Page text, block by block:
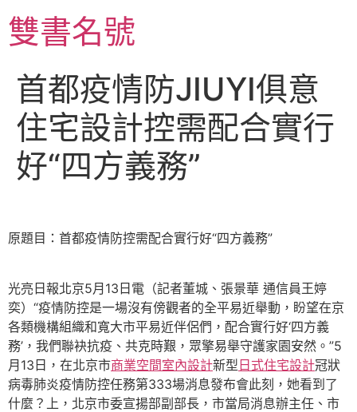
至
主雙書名號
首都疫情防JIUYI俱意
住宅設計控需配合實行
好“四方義務”
原題目：首都疫情防控需配合實行好“四方義務”
光亮日報北京5月13日電（記者董城、張景華 通信員王婷
奕）“疫情防控是一場沒有傍觀者的全平易近舉動，盼望在京
各類機構組織和寬大市平易近伴侶們，配合實行好‘四方義
務’，我們聯袂抗疫、共克時艱，眾擎易舉守護家園安然。”5
月13日，在北京市商業空間室內設計新型日式住宅設計冠狀
病毒肺炎疫情防控任務第333場消息發布會此刻，她看到了
什麼？上，北京市委宣揚部副部長，市當局消息辦主任、市